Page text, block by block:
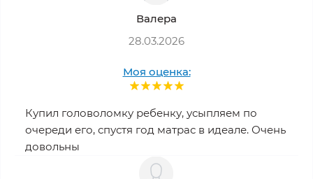
Валера
28.03.2026
Моя оценка:
Купил головоломку ребенку, усыпляем по
очереди его, спустя год матрас в идеале. Очень
довольны